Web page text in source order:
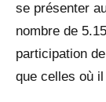
se présenter
nombre de
participation
que celles où il